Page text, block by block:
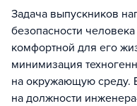
Задача выпускников
безопасности
комфортной для его
минимизация
на окружающую среду.
на должности